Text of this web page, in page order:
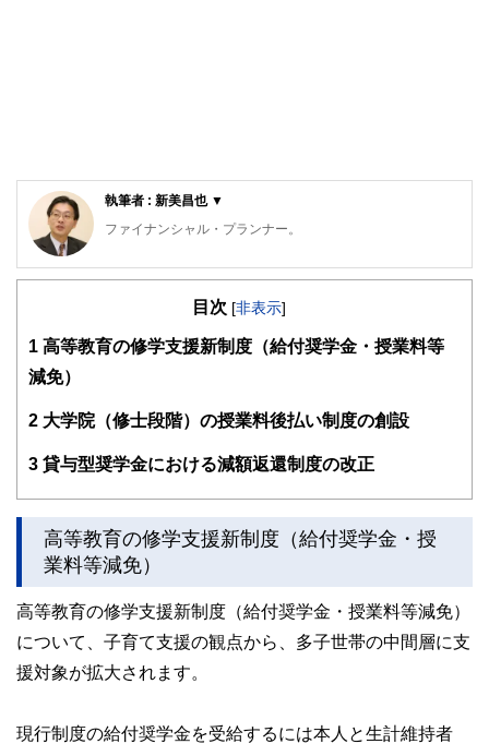
執筆者 : 新美昌也 ▼
ファイナンシャル・プランナー。
ライフプラン・キャッシュフロー分析に基づいた家計相談を
が多い。教育資金、住宅購入、年金、資産運用、保険、離婚
ている。教育資金をテーマにした講演は延べ800校以上の高
る。共著に「これで安心！入院・介護のお金」（技術評論
http://fp-trc.com/
目次 [非表示]
1 高等教育の修学支援新制度（給付奨学金・授業料等
減免）
2 大学院（修士段階）の授業料後払い制度の創設
3 貸与型奨学金における減額返還制度の改正
高等教育の修学支援新制度（給付奨学金・授
業料等減免）
高等教育の修学支援新制度（給付奨学金・授業料等減免）
について、子育て支援の観点から、多子世帯の中間層に支
援対象が拡大されます。
現行制度の給付奨学金を受給するには本人と生計維持者